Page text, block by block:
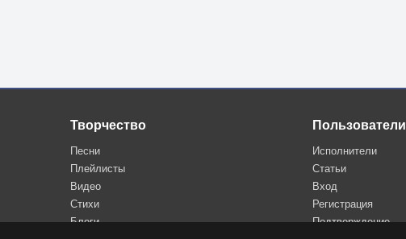
Творчество
Песни
Плейлисты
Видео
Стихи
Блоги
Пользователи
Исполнители
Статьи
Вход
Регистрация
Подтверждение